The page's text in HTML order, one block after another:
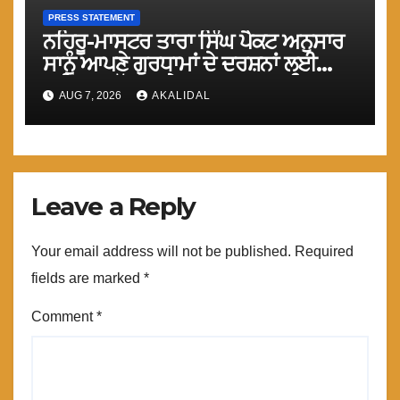
PRESS STATEMENT
ਨਹਿਰੂ-ਮਾਸਟਰ ਤਾਰਾ ਸਿੰਘ ਪੈਕਟ ਅਨੁਸਾਰ
ਸਾਨੂੰ ਆਪਣੇ ਗੁਰਧਾਮਾਂ ਦੇ ਦਰਸ਼ਨਾਂ ਲਈ
ਤੁਰੰਤ ਸਰਹੱਦਾਂ ਅਤੇ ਕਰਤਾਰਪੁਰ ਸਾਹਿਬ
ਲਾਂਘਾ ਖੋਲਿਆ ਜਾਵੇ : ਮਾਨ
AUG 7, 2026 AKALIDAL
Leave a Reply
Your email address will not be published. Required
fields are marked *
Comment*